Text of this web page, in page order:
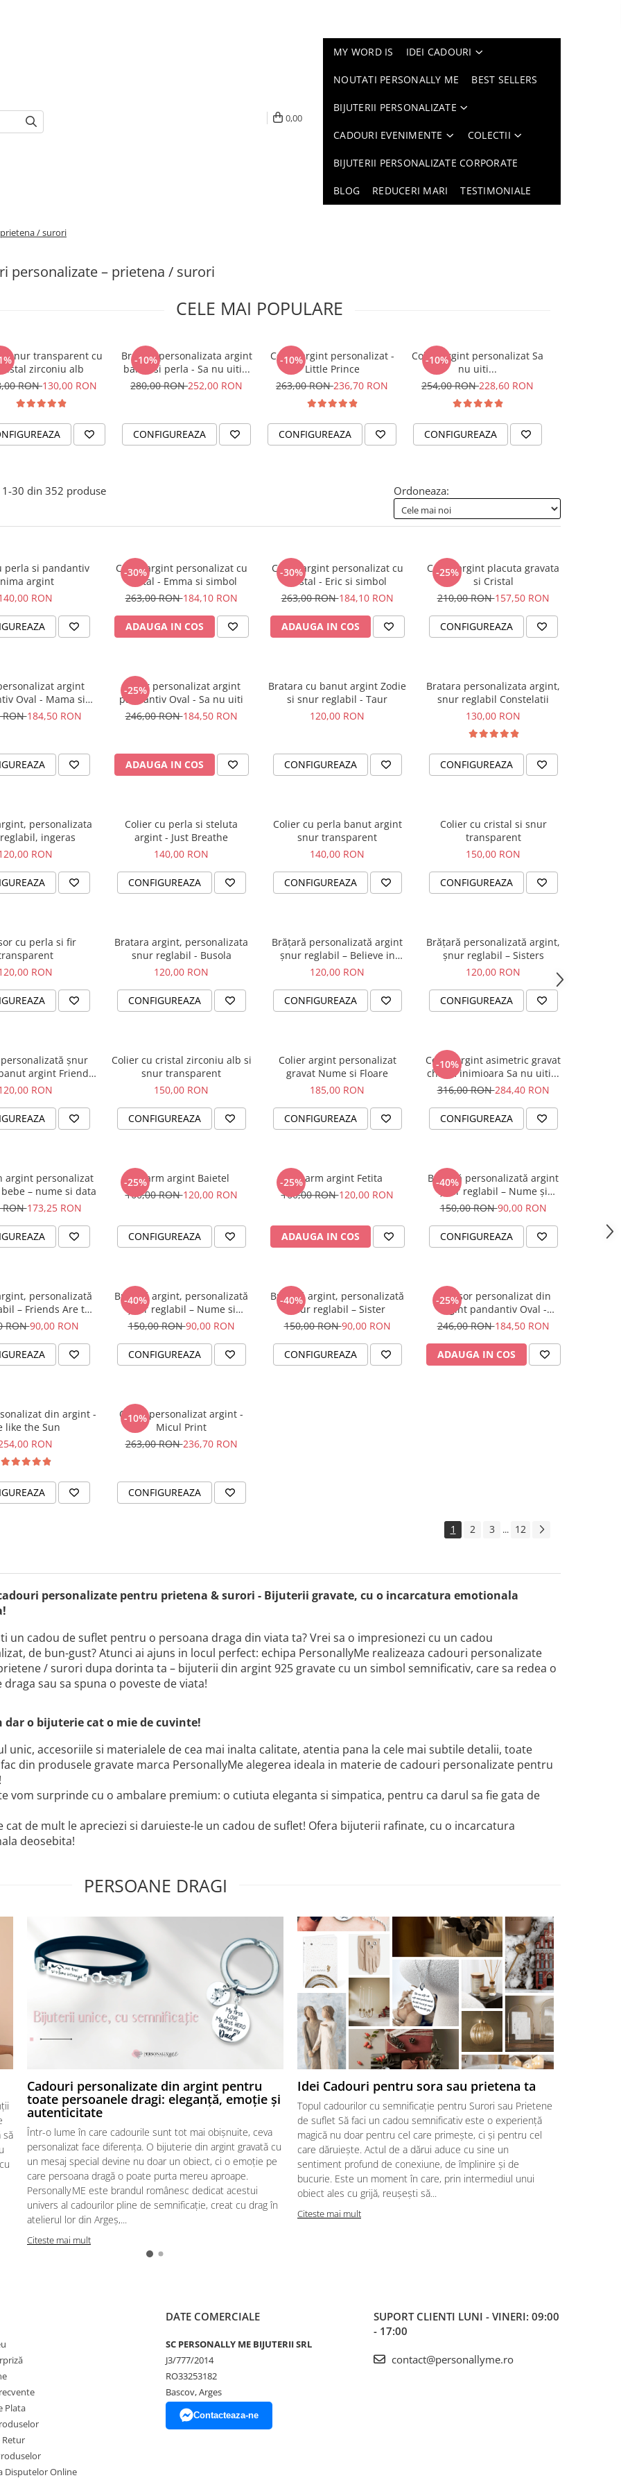
0,00
MY WORD IS IDEI CADOURI
NOUTATI PERSONALLY ME BEST SELLERS
BIJUTERII PERSONALIZATE
CADOURI EVENIMENTE COLECTII
BIJUTERII PERSONALIZATE CORPORATE
BLOG REDUCERI MARI TESTIMONIALE
/ surori
personalizate – prietena / surori
CELE MAI POPULARE
snur transparent cu
cristal zirconiu alb
RON130,00 RON
-10%
Bratara personalizata argint
banut si perla - Sa nu uiti...
280,00 RON252,00 RON
CONFIGUREAZA
-10%
Colier argint personalizat -
Little Prince
263,00 RON236,70 RON
CONFIGUREAZA
-10%
Colier argint personalizat Sa
nu uiti...
254,00 RON228,60 RON
CONFIGUREAZA
1-30 din 352 produse Ordoneaza:
perla si pandantiv
argint
RON
-30%
Colier argint personalizat cu
cristal - Emma si simbol
263,00 RON184,10 RON
ADAUGA IN COS
-30%
Colier argint personalizat cu
cristal - Eric si simbol
263,00 RON184,10 RON
ADAUGA IN COS
-25%
Colier argint placuta gravata
si Cristal
210,00 RON157,50 RON
CONFIGUREAZA
argint
Oval - Mama si
Bebelus
RON184,50 RON
-25%
Colier personalizat argint
pandantiv Oval - Sa nu uiti
246,00 RON184,50 RON
ADAUGA IN COS
Bratara cu banut argint Zodie
si snur reglabil - Taur
120,00 RON
CONFIGUREAZA
Bratara personalizata argint,
snur reglabil Constelatii
130,00 RON
CONFIGUREAZA
personalizata
ingeras
RON
Colier cu perla si steluta
argint - Just Breathe
140,00 RON
CONFIGUREAZA
Colier cu perla banut argint
snur transparent
140,00 RON
CONFIGUREAZA
Colier cu cristal si snur
transparent
150,00 RON
CONFIGUREAZA
cu perla si fir
RON
Bratara argint, personalizata
snur reglabil - Busola
120,00 RON
CONFIGUREAZA
Brățară personalizată argint
șnur reglabil – Believe in
Yourself
120,00 RON
CONFIGUREAZA
Brățară personalizată argint,
șnur reglabil – Sisters
120,00 RON
CONFIGUREAZA
șnur
argint Friends
You Choose
RON
Colier cu cristal zirconiu alb si
snur transparent
150,00 RON
CONFIGUREAZA
Colier argint personalizat
gravat Nume si Floare
185,00 RON
CONFIGUREAZA
-10%
Colier argint asimetric gravat
charm inimioara Sa nu uiti...
316,00 RON284,40 RON
CONFIGUREAZA
argint personalizat
– nume si data
RON173,25 RON
-25%
Charm argint Baietel
160,00 RON120,00 RON
CONFIGUREAZA
-25%Charm argint Fetita
160,00 RON120,00 RON
ADAUGA IN COS
-40%
Brățară personalizată argint
șnur reglabil – Nume și
Simbol Bebeluș
150,00 RON90,00 RON
CONFIGUREAZA
personalizată
– Friends Are the
You Choose
RON90,00 RON
-40%
Brățară argint, personalizată
șnur reglabil – Nume si
Fluturas
150,00 RON90,00 RON
CONFIGUREAZA
-40%
Brățară argint, personalizată
șnur reglabil – Sister
150,00 RON90,00 RON
CONFIGUREAZA
-25%
Lantisor personalizat din
argint pandantiv Oval -
Catwoman
246,00 RON184,50 RON
ADAUGA IN COS
din argint -
like the Sun
RON
-10%
Colier personalizat argint -
Micul Print
263,00 RON236,70 RON
CONFIGUREAZA
1 2 3 ... 12
personalizate pentru prietena & surori - Bijuterii gravate, cu o incarcatura emotionala
un cadou de suflet pentru o persoana draga din viata ta? Vrei sa o impresionezi cu un cadou
de bun-gust? Atunci ai ajuns in locul perfect: echipa PersonallyMe realizeaza cadouri personalizate
/ surori dupa dorinta ta – bijuterii din argint 925 gravate cu un simbol semnificativ, care sa redea o
sau sa spuna o poveste de viata!
dar o bijuterie cat o mie de cuvinte!
unic, accesoriile si materialele de cea mai inalta calitate, atentia pana la cele mai subtile detalii, toate
din produsele gravate marca PersonallyMe alegerea ideala in materie de cadouri personalizate pentru
vom surprinde cu o ambalare premium: o cutiuta eleganta si simpatica, pentru ca darul sa fie gata de
cat de mult le apreciezi si daruieste-le un cadou de suflet! Ofera bijuterii rafinate, cu o incarcatura
deosebita!
PERSOANE DRAGI
să
Cadouri personalizate din argint pentru
toate persoanele dragi: eleganță, emoție și
autenticitate
Într-o lume în care cadourile sunt tot mai obișnuite, ceva
personalizat face diferența. O bijuterie din argint gravată cu
un mesaj special devine nu doar un obiect, ci o emoție pe
care persoana dragă o poate purta mereu aproape.
Personally ME este brandul românesc dedicat acestui
univers al cadourilor pline de semnificație, creat cu drag în
atelierul lor din Argeș,...
Citeste mai mult
Idei Cadouri pentru sora sau prietena ta
Topul cadourilor cu semnificație pentru Surori sau Prietene
de suflet Să faci un cadou semnificativ este o experiență
magică nu doar pentru cel care primește, ci și pentru cel
care dăruiește. Actul de a dărui aduce cu sine un
sentiment profund de conexiune, de împlinire și de
bucurie. Este un moment în care, prin intermediul unui
obiect ales cu grijă, reușești să...
Citeste mai mult
Plata
Retur
Disputelor Online
DATE COMERCIALE
SC PERSONALLY ME BIJUTERII SRL
J3/777/2014
RO33253182
Bascov, Arges
Contacteaza-ne
SUPORT CLIENTI LUNI - VINERI: 09:00
- 17:00
contact@personallyme.ro